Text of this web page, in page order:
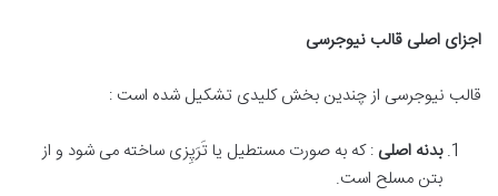
اجزای اصلی قالب نیوجرسی
قالب نیوجرسی از چندین بخش کلیدی تشکیل شده است :
بدنه اصلی : که به صورت مستطیل یا تَرَپِزی ساخته می شود و از
بتن مسلح است.